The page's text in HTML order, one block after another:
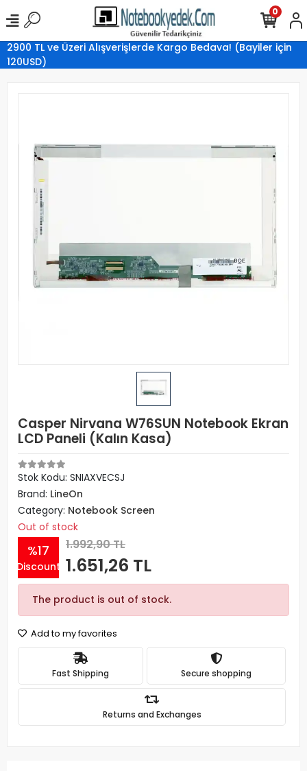
2900 TL ve Üzeri Alışverişlerde Kargo Bedava! (Bayiler için
120USD)
0
Casper Nirvana W76SUN Notebook Ekran
LCD Paneli (Kalın Kasa)
Stok Kodu: SNIAXVECSJ
Brand: LineOn
Category: Notebook Screen
Out of stock
%17
Discount
1.992,90 TL
1.651,26 TL
The product is out of stock.
Add to my favorites
Fast Shipping Secure shopping
Returns and Exchanges